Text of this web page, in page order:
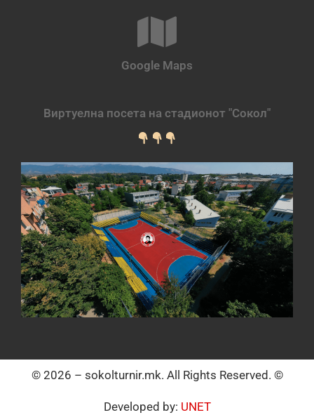
Google Maps
Виртуелна посета на стадионот "Сокол"
© 2026 – sokolturnir.mk. All Rights Reserved. ©
Developed by: UNET